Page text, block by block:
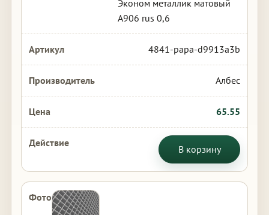
Эконом металлик матовый
А906 rus 0,6
4841-papa-d9913a3b
Албес
65.55
В корзину